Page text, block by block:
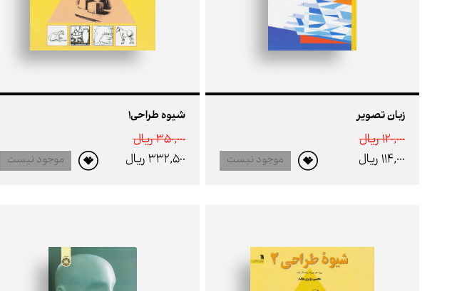
زبان تصویر
120,000 ريال
114,000 ريال
موجود نیست
شیوه طراحی1
350,000 ريال
332,500 ريال
موجود نیست